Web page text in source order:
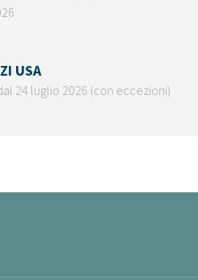
USA
24 luglio 2026 (con eccezioni)